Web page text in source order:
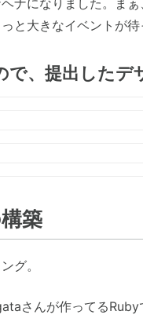
ナになりました。ま
と大きなイベントが待
で、提出したデ
築
グ。
さんが作ってるRuby